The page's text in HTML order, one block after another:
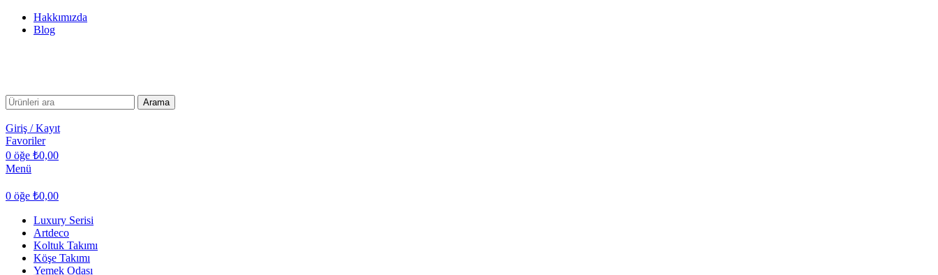
Hakkımızda
Blog
Arama
Giriş / Kayıt
Favoriler
0 öğe ₺0,00
Menü
0 öğe ₺0,00
Luxury Serisi
Artdeco
Koltuk Takımı
Köşe Takımı
Yemek Odası